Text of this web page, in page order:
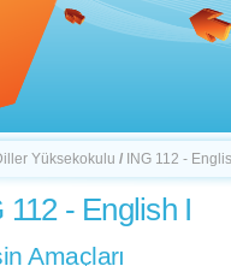
Yüksekokulu / ING 112 -
112 - English I
Amaçları